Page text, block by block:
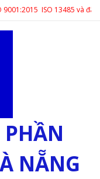
ISO 13485 và đã
PHẦN
NẴNG